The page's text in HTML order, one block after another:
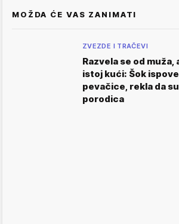
MOŽDA ĆE VAS ZANIMATI
ZVEZDE I TRAČEVI
Razvela se od muža,
istoj kući: Šok
pevačice, rekla da
porodica